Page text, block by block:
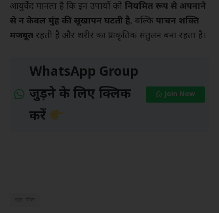
आयुर्वेद मानता है कि इन उपायों को नियमित रूप से अपनाने
से न केवल मुंह की सूखापन घटती है, बल्कि पाचन शक्ति
मजबूत रहती है और शरीर का प्राकृतिक संतुलन बना रहता है।
WhatsApp Group
जुड़ने के लिए क्लिक
करें
Join Now